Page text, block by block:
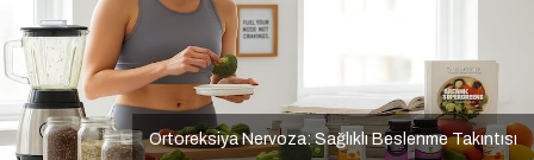
Ortoreksiya Nervoza: Sağlıklı Beslenme Takıntısı